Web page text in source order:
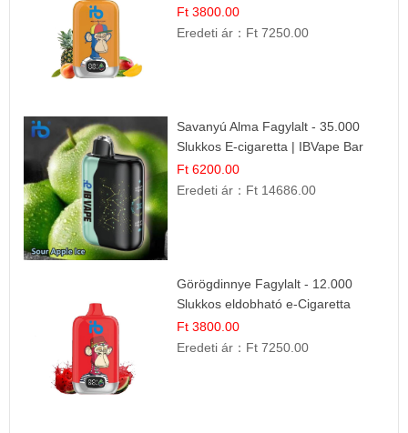
Cigaretta
Ft 3800.00
Eredeti ár： Ft 7250.00
Savanyú Alma Fagylalt - 35.000
Slukkos E-cigaretta | IBVape Bar
Ft 6200.00
Eredeti ár： Ft 14686.00
Görögdinnye Fagylalt - 12.000
Slukkos eldobható e-Cigaretta
Ft 3800.00
Eredeti ár： Ft 7250.00